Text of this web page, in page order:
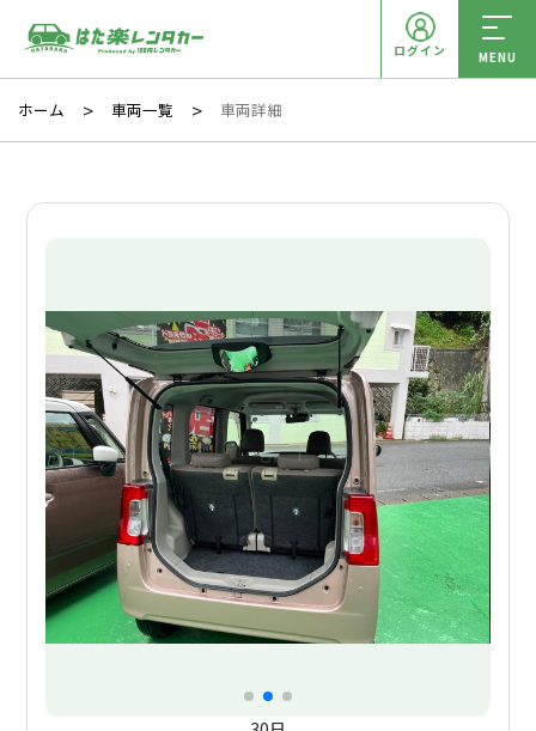
ログイン MENU
ホーム 車両一覧 車両詳細